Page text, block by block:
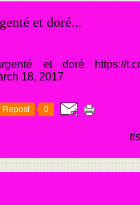
et doré...
et doré https://
18, 2017
Repost 0